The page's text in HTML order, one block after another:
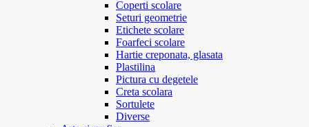
Coperti scolare
Seturi geometrie
Etichete scolare
Foarfeci scolare
Hartie creponata, glasata
Plastilina
Pictura cu degetele
Creta scolara
Sortulete
Diverse